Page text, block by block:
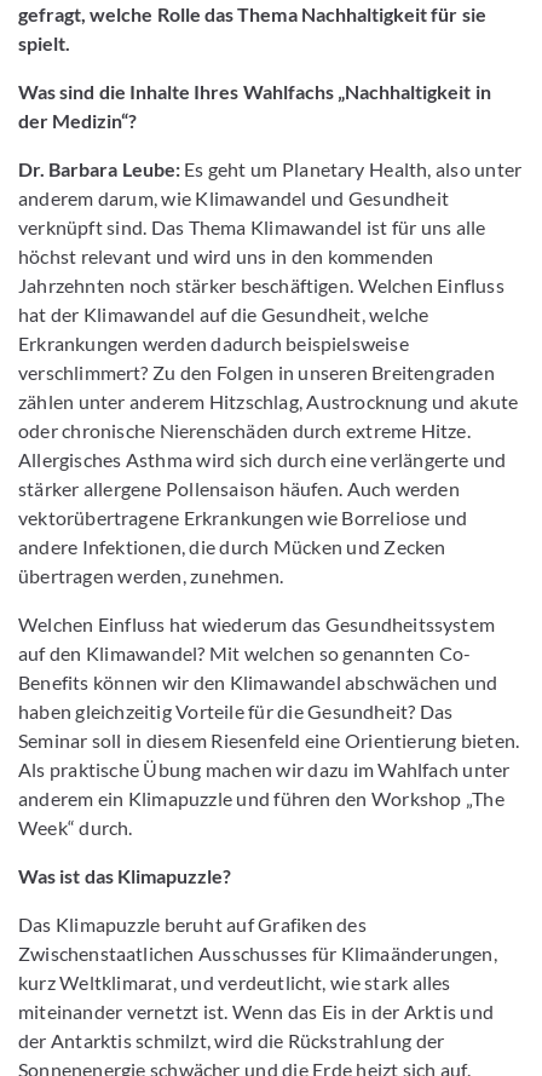
gefragt, welche Rolle das Thema Nachhaltigkeit für sie
spielt.
Was sind die Inhalte Ihres Wahlfachs „Nachhaltigkeit in
der Medizin“?
Dr. Barbara Leube: Es geht um Planetary Health, also unter
anderem darum, wie Klimawandel und Gesundheit
verknüpft sind. Das Thema Klimawandel ist für uns alle
höchst relevant und wird uns in den kommenden
Jahrzehnten noch stärker beschäftigen. Welchen Einfluss
hat der Klimawandel auf die Gesundheit, welche
Erkrankungen werden dadurch beispielsweise
verschlimmert? Zu den Folgen in unseren Breitengraden
zählen unter anderem Hitzschlag, Austrocknung und akute
oder chronische Nierenschäden durch extreme Hitze.
Allergisches Asthma wird sich durch eine verlängerte und
stärker allergene Pollensaison häufen. Auch werden
vektorübertragene Erkrankungen wie Borreliose und
andere Infektionen, die durch Mücken und Zecken
übertragen werden, zunehmen.
Welchen Einfluss hat wiederum das Gesundheitssystem
auf den Klimawandel? Mit welchen so genannten Co-
Benefits können wir den Klimawandel abschwächen und
haben gleichzeitig Vorteile für die Gesundheit? Das
Seminar soll in diesem Riesenfeld eine Orientierung bieten.
Als praktische Übung machen wir dazu im Wahlfach unter
anderem ein Klimapuzzle und führen den Workshop „The
Week“ durch.
Was ist das Klimapuzzle?
Das Klimapuzzle beruht auf Grafiken des
Zwischenstaatlichen Ausschusses für Klimaänderungen,
kurz Weltklimarat, und verdeutlicht, wie stark alles
miteinander vernetzt ist. Wenn das Eis in der Arktis und
der Antarktis schmilzt, wird die Rückstrahlung der
Sonnenenergie schwächer und die Erde heizt sich auf.